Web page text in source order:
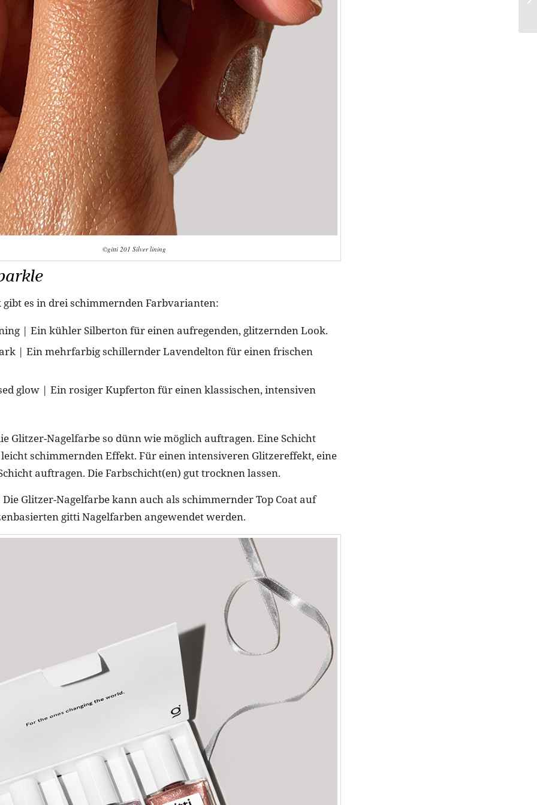
©gitti 201 Silver lining
gibt es in drei schimmernden Farbvarianten:
| Ein kühler Silberton für einen aufregenden, glitzernden Look.
| Ein mehrfarbig schillernder Lavendelton für einen frischen
glow | Ein rosiger Kupferton für einen klassischen, intensiven
Glitzer-Nagelfarbe so dünn wie möglich auftragen. Eine Schicht
schimmernden Effekt. Für einen intensiveren Glitzereffekt, eine
auftragen. Die Farbschicht(en) gut trocknen lassen.
Die Glitzer-Nagelfarbe kann auch als schimmernder Top Coat auf
gitti Nagelfarben angewendet werden.